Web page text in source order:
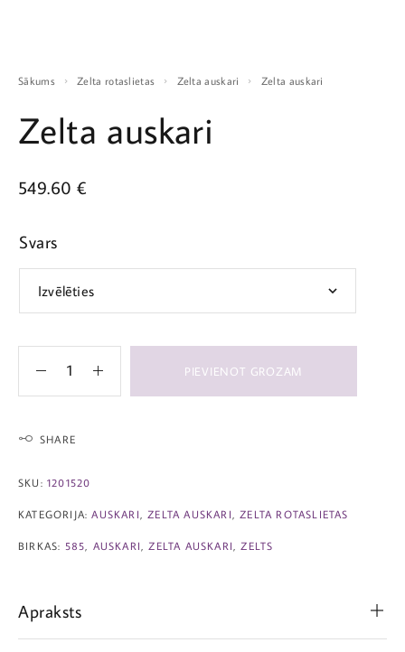
Sākums Zelta rotaslietas Zelta auskari Zelta auskari
Zelta auskari
549.60 €
Svars
PIEVIENOT GROZAM
SHARE
SKU: 1201520
KATEGORIJA:AUSKARI ZELTA AUSKARI ZELTA ROTASLIETAS
BIRKAS: 585 AUSKARI ZELTA AUSKARI ZELTS
Apraksts